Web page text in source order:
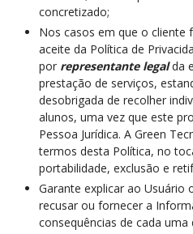
concretizado;
Nos casos em que o cliente
aceite da Política de
por representante legalda
prestação de serviços,
desobrigada de recolher
alunos, uma vez que este
Pessoa Jurídica. A Green
termos desta Política, no
portabilidade, exclusão e
Garante explicar ao Usuário
recusar ou fornecer a
consequências de cada uma